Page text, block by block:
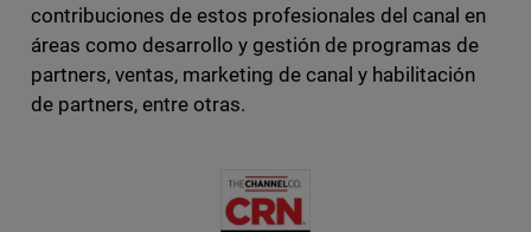
contribuciones de estos profesionales del canal en
áreas como desarrollo y gestión de programas de
partners, ventas, marketing de canal y habilitación
de partners, entre otras.